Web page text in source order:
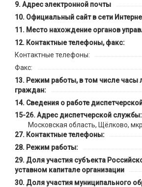
Адрес электронной почты
Официальный сайт в сети
Место нахождение органов
Контактные телефоны, факс:
Контактные телефоны:
Факс:
Режим работы, в том числе часы
граждан:
Сведения о работе
Адрес диспетчерской службы:
Московская область, Щёлково,
Контактные телефоны:
Режим работы:
Доля участия субъекта
уставном капитале организации
Доля участия муниципального